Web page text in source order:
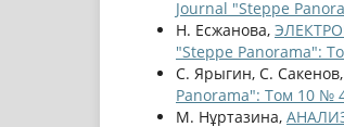
Journal "Steppe
Н. Есжанова,
"Steppe Panorama":
С. Ярыгин, С. Сакенов,
Panorama": Том 10 №
М. Нұртазина,